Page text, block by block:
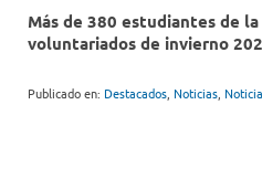
Más de 380 estudiantes de
voluntariados de invierno
Publicado en: Destacados Noticias